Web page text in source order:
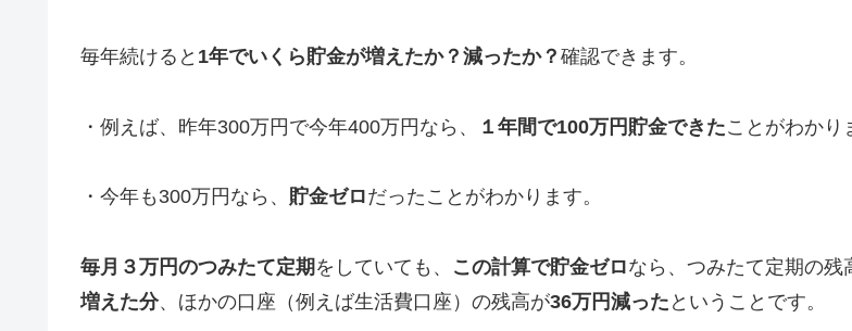
毎年続けると 1年でいくら貯金が増えたか？減ったか？ 確認できます。
・例えば、昨年300万円で今年400万円なら、 １年間で100万円貯金できたことがわかり
・今年も300万円なら、 貯金ゼロだったことがわかります。
毎月３万円のつみたて定期 をしていても、 この計算で貯金ゼロなら、つみたて定期の残
増えた分、ほかの口座（例えば生活費口座）の残高が36万円減った ということです。